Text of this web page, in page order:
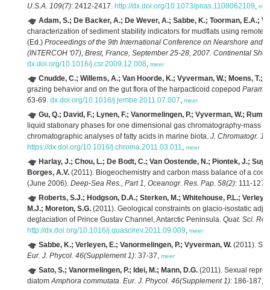
U.S.A. 109(7): 2412-2417. http://dx.doi.org/10.1073/pnas.1108062109,
Adam, S.; De Backer, A.; De Wever, A.; Sabbe, K.; Toorman, E.A.;
characterization of sediment stability indicators for mudflats using remote
(Ed.) Proceedings of the 9th International Conference on Nearshore and
(INTERCOH '07), Brest, France, September 25-28, 2007. Continental
dx.doi.org/10.1016/j.csr.2009.12.008, meer
Cnudde, C.; Willems, A.; Van Hoorde, K.; Vyverman, W.; Moens, T.;
grazing behavior and on the gut flora of the harpacticoid copepod
63-69. dx.doi.org/10.1016/j.jembe.2011.07.007, meer
Gu, Q.; David, F.; Lynen, F.; Vanormelingen, P.; Vyverman, W.;
liquid stationary phases for one dimensional gas chromatography-mass
chromatographic analyses of fatty acids in marine biota. J. Chromatogr.
https://dx.doi.org/10.1016/j.chroma.2011.03.011, meer
Harlay, J.; Chou, L.; De Bodt, C.; Van Oostende, N.; Piontek, J.;
Borges, A.V. (2011). Biogeochemistry and carbon mass balance of a
(June 2006). Deep-Sea Res., Part 1, Oceanogr. Res. Pap. 58(2): 111-127.
Roberts, S.J.; Hodgson, D.A.; Sterken, M.; Whitehouse, P.L.;
M.J.; Moreton, S.G. (2011). Geological constraints on glacio-isostatic
deglaciation of Prince Gustav Channel, Antarctic Peninsula. Quat. Sci.
http://dx.doi.org/10.1016/j.quascirev.2011.09.009, meer
Sabbe, K.; Verleyen, E.; Vanormelingen, P.; Vyverman, W. (2011).
Eur. J. Phycol. 46(Supplement 1): 37-37, meer
Sato, S.; Vanormelingen, P.; Idei, M.; Mann, D.G. (2011). Sexual
diatomAmphora commutata. Eur. J. Phycol. 46(Supplement 1): 186-187,